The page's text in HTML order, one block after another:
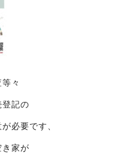
々
記の
必要です、
き家が